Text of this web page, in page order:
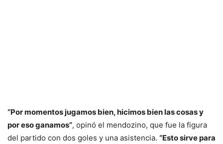
“Por momentos jugamos bien, hicimos bien las cosas y
por eso ganamos”, opinó el mendozino, que fue la figura
del partido con dos goles y una asistencia. “Esto sirve para